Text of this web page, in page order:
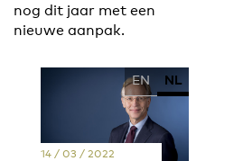
nog dit jaar met een
nieuwe aanpak.
EN NL
14 / 03 / 2022